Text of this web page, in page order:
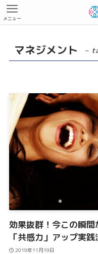
メニュー
マネジメント –
効果抜群！今この瞬
「共感力」アップ実践
2019年11月19日